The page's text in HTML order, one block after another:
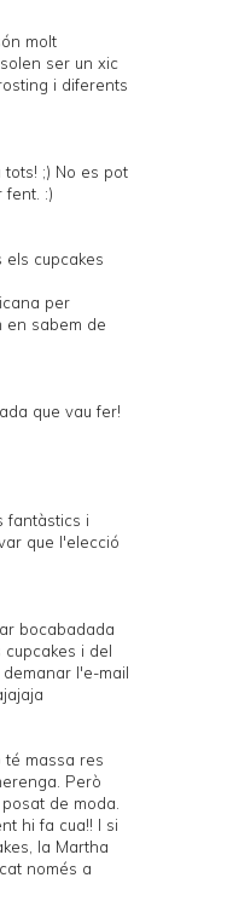
molt
ser un xic
i diferents
;) No es pot
fent. :)
els cupcakes
per
en sabem de
que vau fer!
fantàstics i
que l'elecció
bocabadada
i del
l'e-mail
té massa res
Però
de moda.
hi fa cua!! I si
la Martha
només a